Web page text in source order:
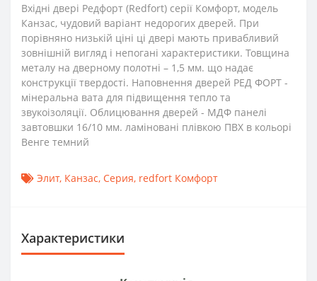
Вхідні двері Редфорт (Redfort) серії Комфорт, модель
Канзас, чудовий варіант недорогих дверей. При
порівняно низькій ціні ці двері мають привабливий
зовнішній вигляд і непогані характеристики. Товщина
металу на дверному полотні – 1,5 мм. що надає
конструкції твердості. Наповнення дверей РЕД ФОРТ -
мінеральна вата для підвищення тепло та
звукоізоляції. Облицювання дверей - МДФ панелі
завтовшки 16/10 мм. ламіновані плівкою ПВХ в кольорі
Венге темний
Элит, Канзас, Серия, redfort Комфорт
Характеристики